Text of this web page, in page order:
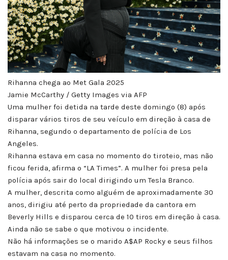
Rihanna chega ao Met Gala 2025
Jamie McCarthy / Getty Images via AFP
Uma mulher foi detida na tarde deste domingo (8) após
disparar vários tiros de seu veículo em direção à casa de
Rihanna, segundo o departamento de polícia de Los
Angeles.
Rihanna estava em casa no momento do tiroteio, mas não
ficou ferida, afirma o “LA Times”. A mulher foi presa pela
polícia após sair do local dirigindo um Tesla Branco.
A mulher, descrita como alguém de aproximadamente 30
anos, dirigiu até perto da propriedade da cantora em
Beverly Hills e disparou cerca de 10 tiros em direção à casa.
Ainda não se sabe o que motivou o incidente.
Não há informações se o marido A$AP Rocky e seus filhos
estavam na casa no momento.